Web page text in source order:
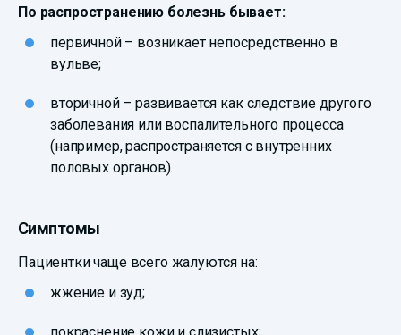
По распространению болезнь бывает:
первичной – возникает непосредственно в
вульве;
вторичной – развивается как следствие другого
заболевания или воспалительного процесса
(например, распространяется с внутренних
половых органов).
Симптомы
Пациентки чаще всего жалуются на:
жжение и зуд;